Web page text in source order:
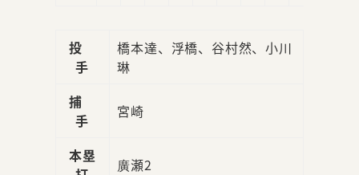
投
手
橋本達、浮橋、谷村然、小川
琳
捕
手
宮崎
本塁
廣瀬2